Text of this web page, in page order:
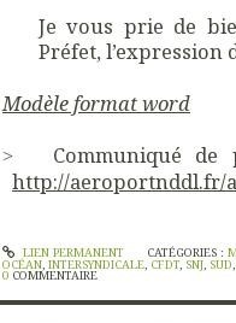
Je vous prie de
Préfet, l’expression
Modèle format word
> Communiqué de
http://aeroportnddl.fr/
LIEN PERMANENT CATÉGORIES :
OCÉAN, INTERSYNDICALE, CFDT, SNJ, SUD,
0 COMMENTAIRE